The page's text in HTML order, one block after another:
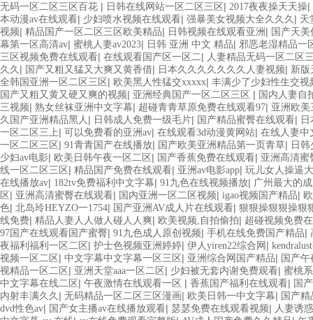
无码一区二区三区百花 | 日韩在线网站一区二区三区 | 2017夜夜操天天操|
本动漫av在线观看| 少妇喷水视频在线观看| 强暴美女视频大全久久久 | 天
视频| 精品国产一区二区三区欧美精品| 日韩视频在线观看亚洲 | 国产天
幕第一区高清av| 蜜桃人妻av2023| 日韩 亚洲 中文 精品| 邪恶老湿精品一
三区视频免费在线观看| 在线观看国产区一区二| 人妻精品无码一区二区
久久 | 国产又粗又猛又大爽又黄香借| 日本久久久久久久久人妻视频| 新版
全韩国亚洲一区二区三区 | 欧美黑人性猛交xxxxx| 丰满少了少妇性生交视
国产又粗又黄又硬又爽的视频| 亚洲经典国产一区二区三区 | 国内人妻自
三视频| 熟女丝袜亚洲中文字幕| 超碰青青草原免费在线观看97| 亚洲欧
久国产亚洲精品黑人 | 日韩成人免费一级毛片| 国产精品蜜臀在线观看|
一区二区三上| 可以免费看的亚洲av| 在线观看3d动漫黄网站| 在线人妻中
一区二区三区 | 91青青国产在线播放| 国产欧美亚洲精品第一页青草| 日
少妇av电影| 欧美日韩午夜一区二区 | 国产香蕉免费在线观看| 亚洲高清蜜
线一区二区三区 | 精品国产免费在线观看| 亚洲av电影app| 玩儿女人操逼
在线播放av| 182tv免费福利中文字幕| 91九色在线视频播放| 广州最大的
区 | 亚洲高清蜜臀在线观看| 国内亚洲一区二区视频| igao视频国产精品|
色| 北岛玲HEYZO一1754| 国产亚洲AV成人片在线观看| 狠狠操狠狠操狠
线免费| 精品人妻人人做人碰人人爽| 欧美视频,自拍偷拍| 超碰视频免费
97国产在线观看国产蜜臀| 91九色成人原创视频| 手机在线免费国产精品|
夜福利福利一区二区 | 护士色视频亚洲婷婷| 伊人yiren22综合网 |
视频一区二区 | 中文字幕中文字幕一区三区 | 亚洲综合网国产精品| 国产
视精品一区二区 | 亚洲天堂aaa一区二区 | 少妇被无套内谢免费观看| 蜜桃
中文字幕在线二区 | 午夜激情在线观看一区 | 香蕉国产福利在线观看| 国
内射丰满久久 | 无码精品一区二区三区漫画| 欧美日韩一中文字幕| 国产
dvd性色av| 国产女主播av在线播放观看| 瑟瑟免费在线观看视频| 人妻诱